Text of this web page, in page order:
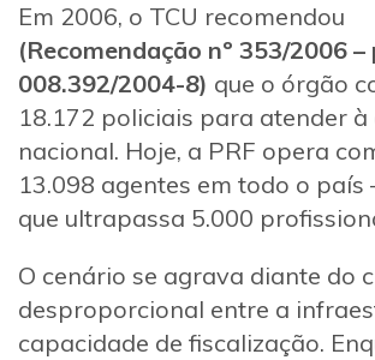
Em 2006, o TCU recomendou
(Recomendação nº 353/2006 –
008.392/2004-8) que o órgão
18.172 policiais para atender à
nacional. Hoje, a PRF opera
13.098 agentes em todo o país
que ultrapassa 5.000
O cenário se agrava diante do
desproporcional entre a
capacidade de fiscalização.